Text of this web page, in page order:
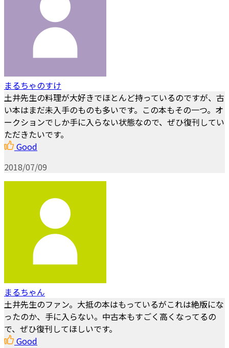
まるちゃのすけ
土井先生の料理が大好きでほとんど持っているのですが、古
い本はまだ未入手のものも多いです。この本もその一つ。オ
ークションでしか手に入らない状態なので、ぜひ復刊してい
ただきたいです。
Good
2018/07/09
まるちゃん
土井先生のファン。大抵の本はもっているがこれは絶版にな
ったのか、手に入らない。中古本もすごく高くなってるの
で、ぜひ復刊してほしいです。
Good